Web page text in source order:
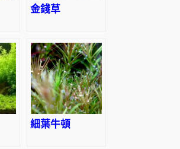
金錢草
細葉牛頓